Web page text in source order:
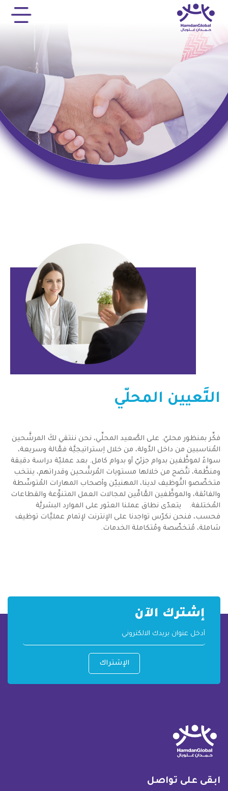
التَّعيين المحلّي
فكِّر بمنظور محليّ. على الصَّعيد المحلِّي، نحن ننتقي لكَ المرشَّحين
المُناسبين من داخل الدَّولة، من خلال اِستراتيجيَّة فعَّالة وسريعة،
سواءً لموظَّفين بدوام جزئيّ أو بدوام كامل. بعد عمليّة دراسة دقيقة
ومنظَّمة، تتَّضح من خلالها مستويات المُرشَّحين وقدراتهم، ينتخب
متخصِّصو التَّوظيف لدينا، المهنييّن وأصحاب المهارات المُتوسِّطة
والفائقة، والموظَّفين العَّامِّين لمجالات العمل المتنوِّعة والقطاعات
المُختلفة. يتعدّى نطاق عملنا العثور على الموارد البشريَّة
فحسب، فنحن نكرّس تواجدنا على الإنترنت لإتمام عمليَّات توظيف
شاملة، مُتخصِّصة ومُتكاملة الخدمات.
إشترك الآن
الإشتراك
ابقى على تواصل